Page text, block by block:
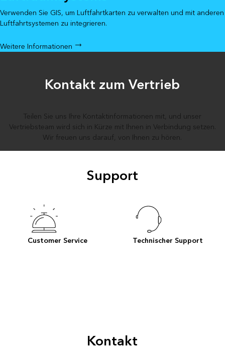
Verwenden Sie GIS, um Luftfahrtkarten zu verwalten und mit anderen
Luftfahrtsystemen zu integrieren.
Weitere Informationen
Kontakt zum Vertrieb
Teilen Sie uns Ihre Kontaktinformationen mit, und unser
Vertriebsteam wird sich in Kürze mit Ihnen in Verbindung setzen.
Wir freuen uns darauf, von Ihnen zu hören.
Support
Customer Service Technischer Support
Kontakt